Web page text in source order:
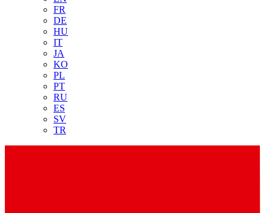
FR
DE
HU
IT
JA
KO
PL
PT
RU
ES
SV
TR